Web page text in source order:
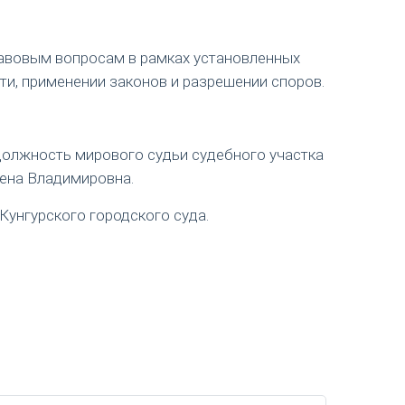
вопросам в рамках установленных
применении законов и разрешении споров.
мирового судьи судебного участка
Владимировна.
городского суда.